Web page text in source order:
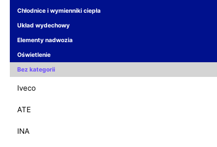
Chłodnice i wymienniki ciepła
Układ wydechowy
Elementy nadwozia
Oświetlenie
Bez kategorii
Iveco
ATE
INA